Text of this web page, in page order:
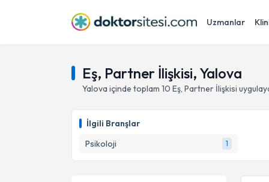
Uzmanlar
Eş, Partner İlişkisi, Yalova
Yalova içinde toplam 10 Eş, Partner İlişkisi
İlgili Branşlar
Psikoloji
1